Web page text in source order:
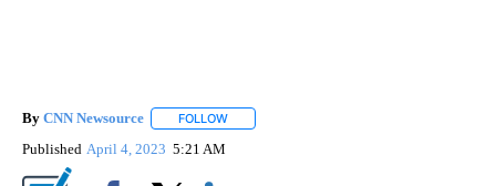
By CNN Newsource FOLLOW
Published April 4, 2023 5:21 AM